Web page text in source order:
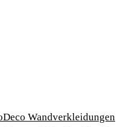
Wandverkleidungen